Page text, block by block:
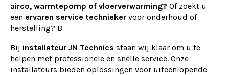
airco, warmtepomp of vloerverwarming? Of zoekt u
een ervaren service technieker voor onderhoud of
herstelling? B
Bij installateur JN Technics staan wij klaar om u te
helpen met professionele en snelle service. Onze
installateurs bieden oplossingen voor uiteenlopende